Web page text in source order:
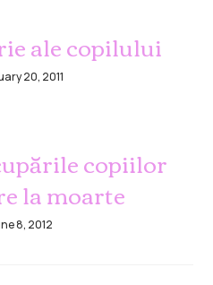
ale copilului
20, 2011
copiilor
la moarte
8, 2012